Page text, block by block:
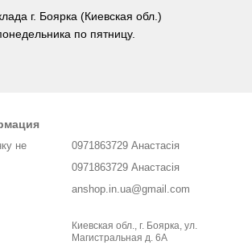
г. Боярка (Киевская обл.)
по пятницу.
не
0971863729 Анастасія
0971863729 Анастасія
anshop.in.ua@gmail.com
Киевская обл., г. Боярка, ул.
Магистральная д. 6А